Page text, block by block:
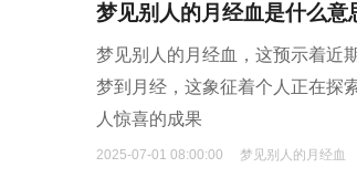
梦见别人的月经血是什么意
梦见别人的月经血，这预示着近
梦到月经，这象征着个人正在探
人惊喜的成果
2025-07-01 08:00:00 梦见别人的月经血